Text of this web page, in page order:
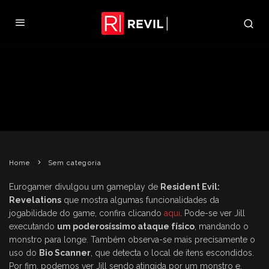
Home
Sem categoria
Eurogamer divulgou um gameplay de Resident Evil:
Revelations que mostra algumas funcionalidades da
jogabilidade do game, confira clicando aqui . Pode-se ver Jill
executando um poderosíssimo ataque físico , mandando o
monstro para longe. Também observa-se mais precisamente o
uso do Bio Scanner , que detecta o local de itens escondidos.
Por fim, podemos ver Jill sendo atingida por um monstro e,